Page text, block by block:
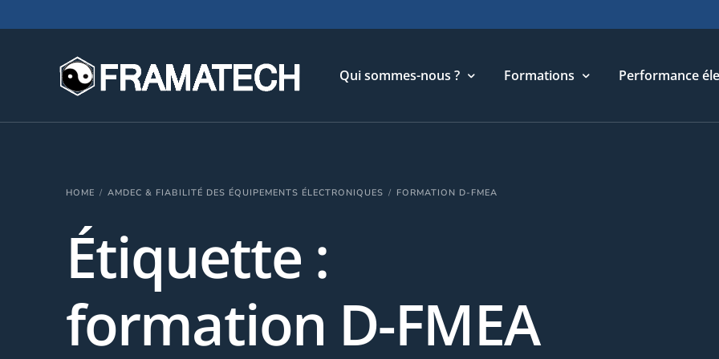
Qui sommes-nous ?
Notre métier
Formations Performance
HOME AMDEC & FIABILITÉ DES ÉQUIPEMENTS ÉLECTRONIQUES FORMATION D-FMEA
Étiquette :
formation D-FMEA